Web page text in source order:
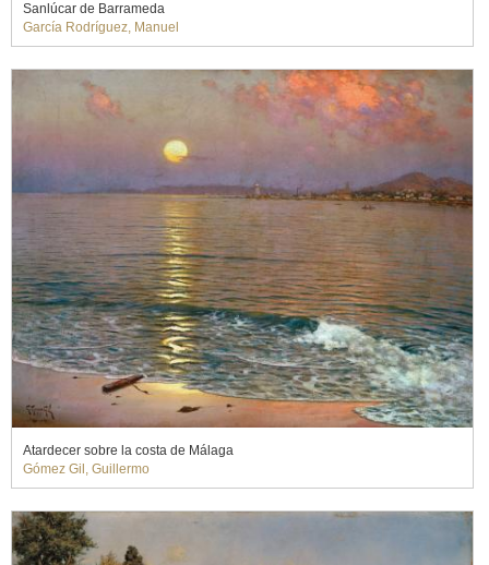
Sanlúcar de Barrameda
García Rodríguez, Manuel
Atardecer sobre la costa de Málaga
Gómez Gil, Guillermo